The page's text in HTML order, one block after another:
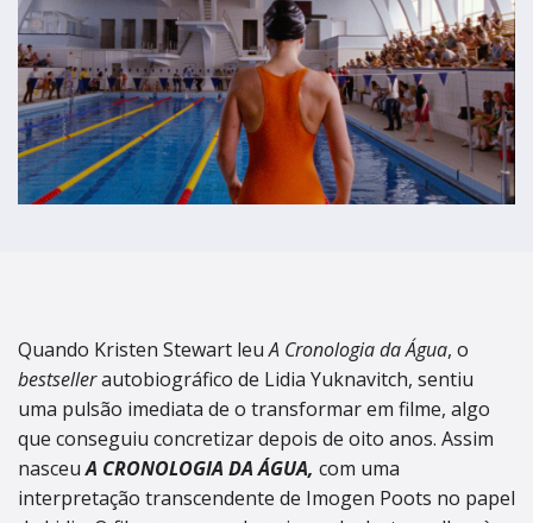
Centro de Artes e Espectáculos
Braga
Theatro Circo
Coimbra
Teatro Académico Gil Vicente
Centro de Artes e Espectáculos
Braga
Theatro Circo
Coimbra
Teatro Académico Gil Vicente
Quando Kristen Stewart leuA Cronologia da Água, o
bestsellerautobiográfico de Lidia Yuknavitch, sentiu
uma pulsão imediata de o transformar em filme, algo
que conseguiu concretizar depois de oito anos. Assim
nasceuA CRONOLOGIA DA ÁGUA, com uma
interpretação transcendente de Imogen Poots no papel